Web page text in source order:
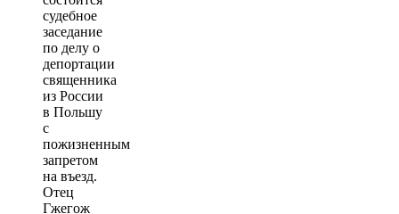
судебное
заседание
по делу о
депортации
священника
из России
в Польшу
с
пожизненным
запретом
на въезд.
Отец
Гжегож